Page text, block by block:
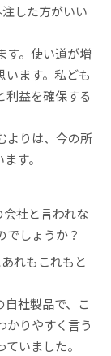
した方がいい
す。使い道が増
います。私ども
利益を確保する
よりは、今の所
す。
社と言われな
でしょうか？
れもこれもと
自社製品で、こ
かりやすく言う
いました。